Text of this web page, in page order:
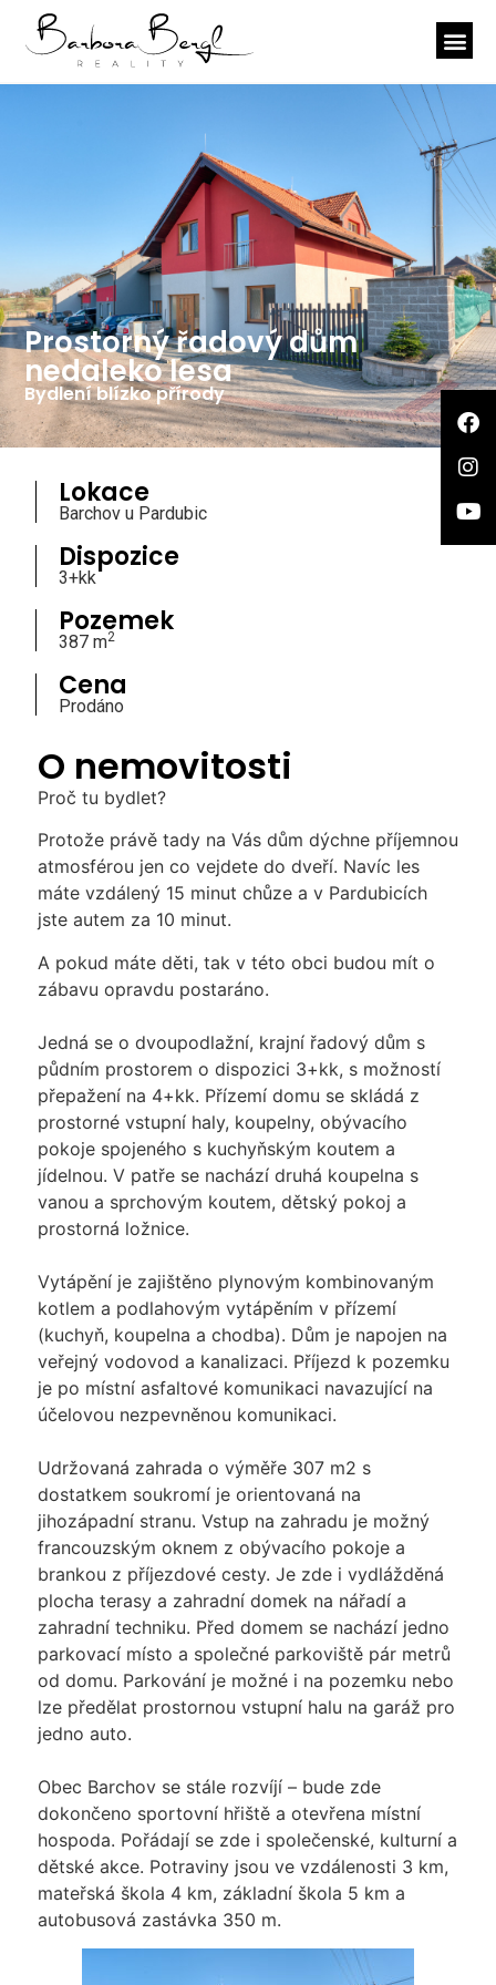
Prostorný řadový dům
nedaleko lesa
Bydlení blízko přírody
Lokace
Barchov u Pardubic
Dispozice
3+kk
Pozemek
387 m2
Cena
Prodáno
O nemovitosti
Proč tu bydlet?
Protože právě tady na Vás dům dýchne příjemnou
atmosférou jen co vejdete do dveří. Navíc les
máte vzdálený 15 minut chůze a v Pardubicích
jste autem za 10 minut.
A pokud máte děti, tak v této obci budou mít o
zábavu opravdu postaráno.
Jedná se o dvoupodlažní, krajní řadový dům s
půdním prostorem o dispozici 3+kk, s možností
přepažení na 4+kk. Přízemí domu se skládá z
prostorné vstupní haly, koupelny, obývacího
pokoje spojeného s kuchyňským koutem a
jídelnou. V patře se nachází druhá koupelna s
vanou a sprchovým koutem, dětský pokoj a
prostorná ložnice.
Vytápění je zajištěno plynovým kombinovaným
kotlem a podlahovým vytápěním v přízemí
(kuchyň, koupelna a chodba). Dům je napojen na
veřejný vodovod a kanalizaci. Příjezd k pozemku
je po místní asfaltové komunikaci navazující na
účelovou nezpevněnou komunikaci.
Udržovaná zahrada o výměře 307 m2 s
dostatkem soukromí je orientovaná na
jihozápadní stranu. Vstup na zahradu je možný
francouzským oknem z obývacího pokoje a
brankou z příjezdové cesty. Je zde i vydlážděná
plocha terasy a zahradní domek na nářadí a
zahradní techniku. Před domem se nachází jedno
parkovací místo a společné parkoviště pár metrů
od domu. Parkování je možné i na pozemku nebo
lze předělat prostornou vstupní halu na garáž pro
jedno auto.
Obec Barchov se stále rozvíjí – bude zde
dokončeno sportovní hřiště a otevřena místní
hospoda. Pořádají se zde i společenské, kulturní a
dětské akce. Potraviny jsou ve vzdálenosti 3 km,
mateřská škola 4 km, základní škola 5 km a
autobusová zastávka 350 m.